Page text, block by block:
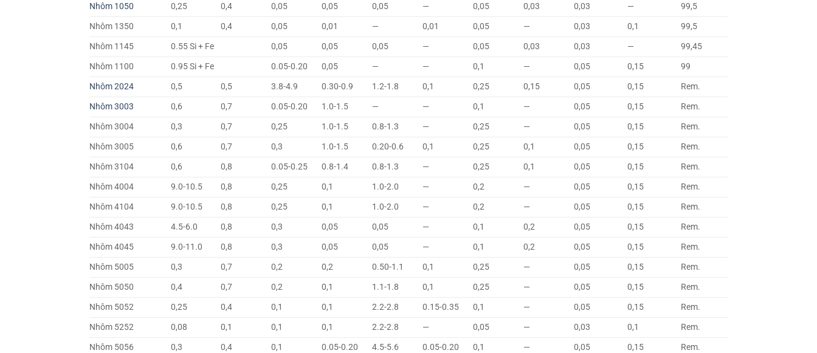
Nhôm 1050
0,25 0,4 0,05 0,05 0,05 — 0,05 0,03 0,03 —
99,5
Nhôm 1350
0,1 0,4 0,05 0,01 — 0,01 0,05 — 0,03 0,1
99,5
Nhôm 1145
0.55 Si + Fe 0,05 0,05 0,05 — 0,05 0,03 0,03 —
99,45
Nhôm 1100
0.95 Si + Fe 0.05-0.20 0,05 — — 0,1 — 0,05 0,15
99
Nhôm 2024
0,5 0,5 3.8-4.9 0.30-0.9 1.2-1.8 0,1 0,25 0,15 0,05 0,15
Rem.
Nhôm 3003
0,6 0,7 0.05-0.20 1.0-1.5 — — 0,1 — 0,05 0,15
Rem.
Nhôm 3004
0,3 0,7 0,25 1.0-1.5 0.8-1.3 — 0,25 — 0,05 0,15
Rem.
Nhôm 3005
0,6 0,7 0,3 1.0-1.5 0.20-0.6 0,1 0,25 0,1 0,05 0,15
Rem.
Nhôm 3104
0,6 0,8 0.05-0.25 0.8-1.4 0.8-1.3 — 0,25 0,1 0,05 0,15
Rem.
Nhôm 4004
9.0-10.5 0,8 0,25 0,1 1.0-2.0 — 0,2 — 0,05 0,15
Rem.
Nhôm 4104
9.0-10.5 0,8 0,25 0,1 1.0-2.0 — 0,2 — 0,05 0,15
Rem.
Nhôm 4043
4.5-6.0 0,8 0,3 0,05 0,05 — 0,1 0,2 0,05 0,15
Rem.
Nhôm 4045
9.0-11.0 0,8 0,3 0,05 0,05 — 0,1 0,2 0,05 0,15
Rem.
Nhôm 5005
0,3 0,7 0,2 0,2 0.50-1.1 0,1 0,25 — 0,05 0,15
Rem.
Nhôm 5050
0,4 0,7 0,2 0,1 1.1-1.8 0,1 0,25 — 0,05 0,15
Rem.
Nhôm 5052
0,25 0,4 0,1 0,1 2.2-2.8 0.15-0.35 0,1 — 0,05 0,15
Rem.
Nhôm 5252
0,08 0,1 0,1 0,1 2.2-2.8 — 0,05 — 0,03 0,1
Rem.
Nhôm 5056
0,3 0,4 0,1 0.05-0.20 4.5-5.6 0.05-0.20 0,1 — 0,05 0,15
Rem.